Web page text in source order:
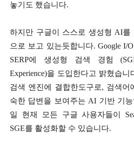
놓기도 했습니다.
하지만 구글이 스스로 생성형 AI를
으로 보고 있는듯합니다. Google I/
SERP에 생성형 검색 경험
Experience)을 도입한다고 밝혔습
검색 엔진에 결합한도구로, 검색어
숙한 답변을 보여주는 AI 기반 기능
일 현재 모든 구글 사용자들이
SGE를 활성화할 수 있습니다.